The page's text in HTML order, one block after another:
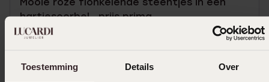
Toestemming Details Over
hartjesoorbel , prijs prima .